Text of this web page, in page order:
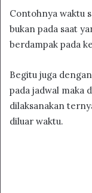
Contohnya waktu
bukan pada saat
berdampak pada
Begitu juga
pada jadwal maka
dilaksanakan
diluar waktu.